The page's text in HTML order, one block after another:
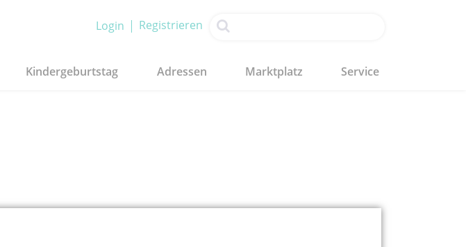
Login Registrieren
Kindergeburtstag Adressen Marktplatz Service